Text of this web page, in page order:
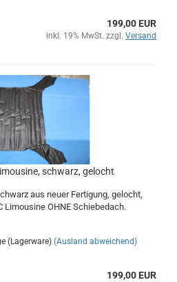
199,00 EUR
inkl. 19% MwSt. zzgl. Versand
schwarz, gelocht
aus neuer Fertigung, gelocht,
Limousine OHNE Schiebedach.
(Lagerware) (Ausland abweichend)
199,00 EUR